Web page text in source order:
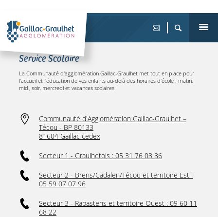
Service Scolaire
La Communauté d'agglomération Gaillac-Graulhet met tout en place pour
l'accueil et l'éducation de vos enfants au-delà des horaires d'école : matin,
midi, soir, mercredi et vacances scolaires
Communauté d'Agglomération Gaillac-Graulhet –
Técou - BP 80133
81604 Gaillac cedex
Secteur 1 - Graulhetois : 05 31 76 03 86
Secteur 2 - Brens/Cadalen/Técou et territoire Est :
05 59 07 07 96
Secteur 3 - Rabastens et territoire Ouest : 09 60 11
68 22